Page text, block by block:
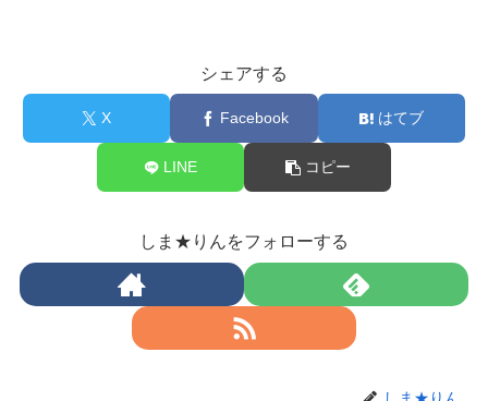
シェアする
X Facebook はてブ
LINE コピー
しま★りんをフォローする